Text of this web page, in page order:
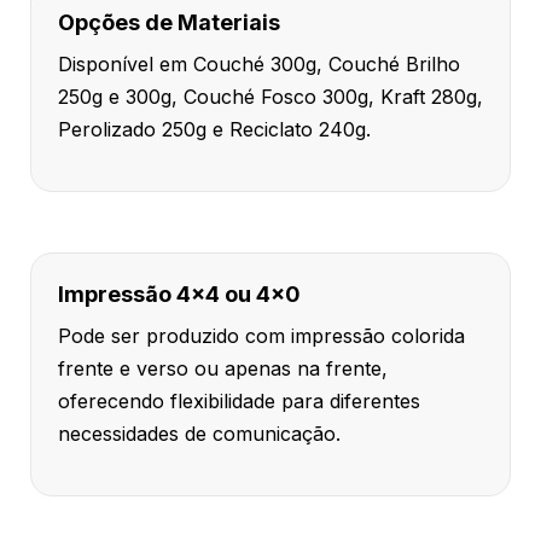
Opções de Materiais
Disponível em Couché 300g, Couché Brilho
250g e 300g, Couché Fosco 300g, Kraft 280g,
Perolizado 250g e Reciclato 240g.
Impressão 4x4 ou 4x0
Pode ser produzido com impressão colorida
frente e verso ou apenas na frente,
oferecendo flexibilidade para diferentes
necessidades de comunicação.